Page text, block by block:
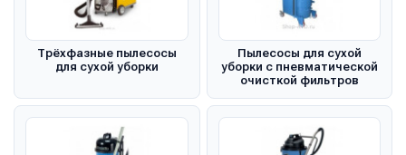
Трёхфазные пылесосы
для сухой уборки
Пылесосы для сухой
уборки с пневматической
очисткой фильтров